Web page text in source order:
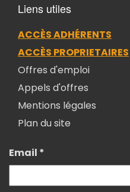
Liens utiles
ACCÈS ADHÉRENTS
ACCÈS PROPRIETAIRES
Offres d'emploi
Appels d'offres
Mentions légales
Plan du site
Email *